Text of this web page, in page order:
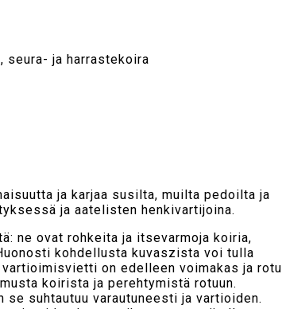
seura- ja harrastekoira
ja karjaa susilta, muilta pedoilta ja
ja aatelisten henkivartijoina.
ne ovat rohkeita ja itsevarmoja koiria,
kohdellusta kuvaszista voi tulla
on edelleen voimakas ja rotu
koirista ja perehtymistä rotuun.
suhtautuu varautuneesti ja vartioiden.